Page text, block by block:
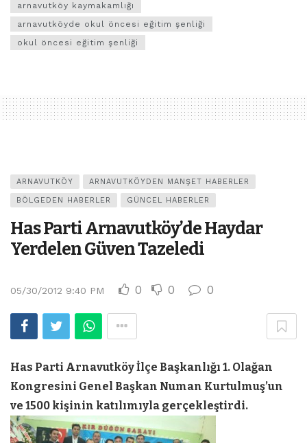
arnavutköy kaymakamlığı
arnavutköyde okul öncesi eğitim şenliği
okul öncesi eğitim şenliği
ARNAVUTKÖY ARNAVUTKÖYDEN MANŞET HABERLER
BÖLGEDEN HABERLER GÜNCEL HABERLER
Has Parti Arnavutköy’de Haydar
Yerdelen Güven Tazeledi
05/30/2012 9:40 PM 0 0 0
Has Parti Arnavutköy İlçe Başkanlığı 1. Olağan
Kongresini Genel Başkan Numan Kurtulmuş’un
ve 1500 kişinin katılımıyla gerçekleştirdi.